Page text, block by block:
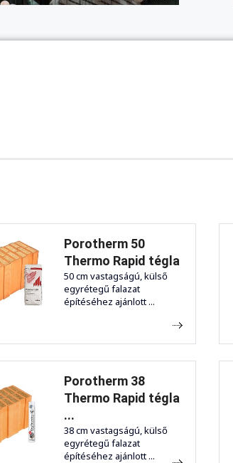
Porotherm 50
Thermo Rapid tégla
50 cm vastagságú, külső
egyrétegű falazat
építéséhez ajánlott ...
Porotherm 38
Thermo Rapid tégla
...
38 cm vastagságú, külső
egyrétegű falazat
építéséhez ajánlott ...